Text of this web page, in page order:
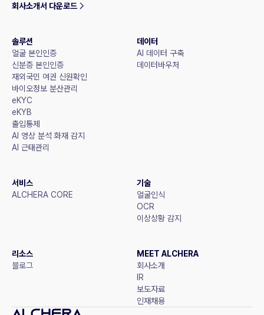
회사소개서 다운로드
솔루션
얼굴 본인인증
신분증 본인인증
재외국민 여권 신원확인
바이오정보 분산관리
eKYC
eKYB
출입통제
AI 영상 분석 화재 감지
AI 근태관리
데이터
AI 데이터 구축
데이터바우처
서비스
ALCHERA CORE
기술
얼굴인식
OCR
이상상황 감지
리소스
블로그
MEET ALCHERA
회사소개
IR
보도자료
인재채용